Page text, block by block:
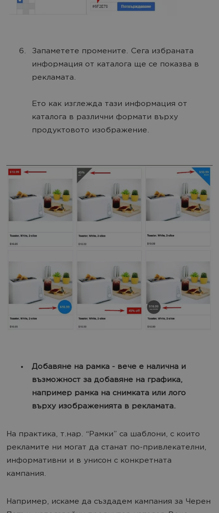
Запаметете промените. Сега избраната
информация от каталога ще се показва в
рекламата.
Ето как изглежда тази информация от
каталога в различни формати върху
продуктовото изображение.
Добавяне на рамка - вече е налична и
възможност за добавяне на графика,
например рамка на снимката или лого
върху изображенията в рекламата.
На практика, т.нар. “Рамки” са шаблони, с които
рекламите ни могат да станат по-привлекателни,
информативни и в унисон с конкретната
кампания.
Например, искаме да създадем кампания за Черен